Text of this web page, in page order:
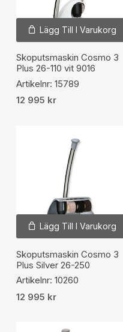
Lägg Till I Varukorg
Skoputsmaskin Cosmo 3
Plus 26-110 vit 9016
Artikelnr: 15789
12 995 kr
Lägg Till I Varukorg
Skoputsmaskin Cosmo 3
Plus Silver 26-250
Artikelnr: 10260
12 995 kr